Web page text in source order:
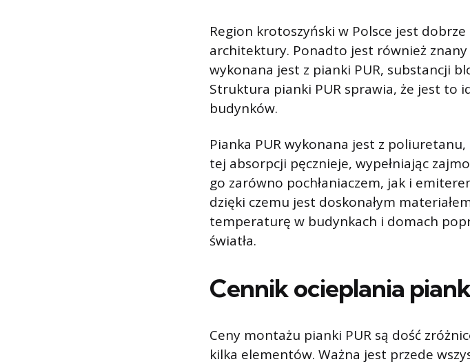
Region krotoszyński w Polsce jest
architektury. Ponadto jest również
wykonana jest z pianki PUR, substancji
Struktura pianki PUR sprawia, że ​​jest to
budynków.
Pianka PUR wykonana jest z
tej absorpcji pęcznieje, wypełniając
go zarówno pochłaniaczem, jak i
dzięki czemu jest doskonałym
temperaturę w budynkach i domach
światła.
Cennik ocieplania
Ceny montażu pianki PUR są dość
kilka elementów. Ważna jest przede